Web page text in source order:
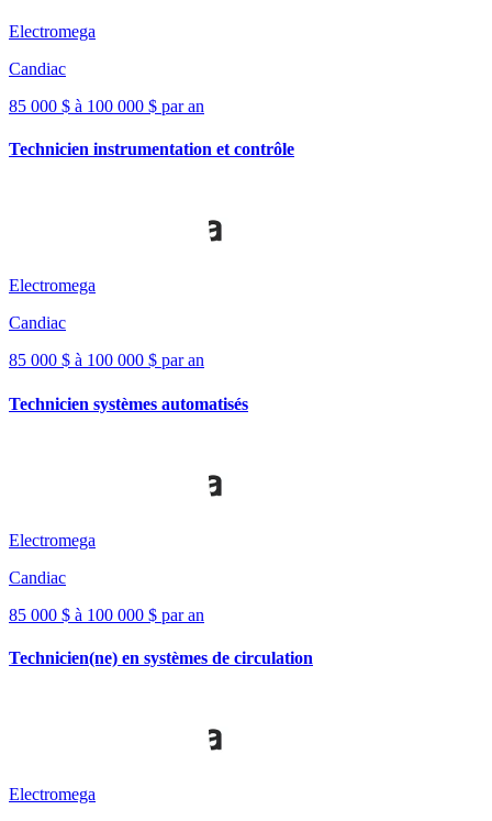
Electromega
Candiac
85 000 $ à 100 000 $ par an
Technicien instrumentation et contrôle
Electromega
Candiac
85 000 $ à 100 000 $ par an
Technicien systèmes automatisés
Electromega
Candiac
85 000 $ à 100 000 $ par an
Technicien(ne) en systèmes de circulation
Electromega